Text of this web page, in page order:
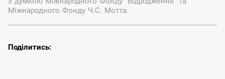
Міжнародного Фонду Ч.С. Мотта.